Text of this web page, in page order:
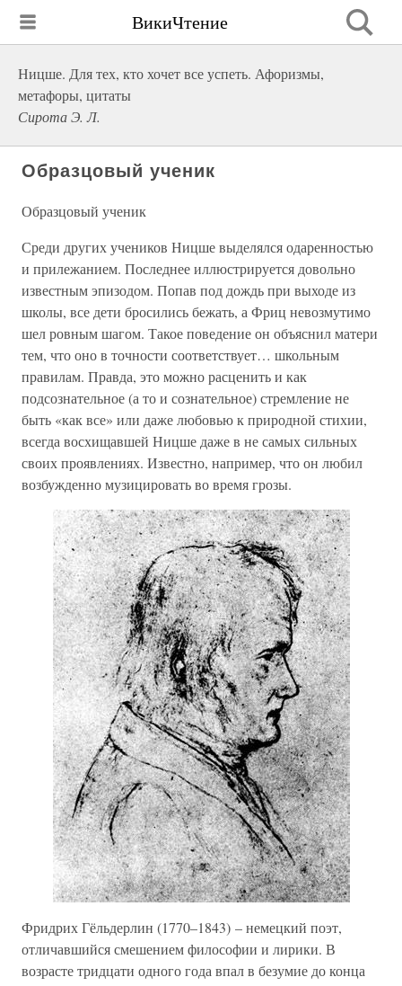
ВикиЧтение
Ницше. Для тех, кто хочет все успеть. Афоризмы,
метафоры, цитаты
Сирота Э. Л.
Образцовый ученик
Образцовый ученик
Среди других учеников Ницше выделялся одаренностью
и прилежанием. Последнее иллюстрируется довольно
известным эпизодом. Попав под дождь при выходе из
школы, все дети бросились бежать, а Фриц невозмутимо
шел ровным шагом. Такое поведение он объяснил матери
тем, что оно в точности соответствует… школьным
правилам. Правда, это можно расценить и как
подсознательное (а то и сознательное) стремление не
быть «как все» или даже любовью к природной стихии,
всегда восхищавшей Ницше даже в не самых сильных
своих проявлениях. Известно, например, что он любил
возбужденно музицировать во время грозы.
Фридрих Гёльдерлин (1770–1843) – немецкий поэт,
отличавшийся смешением философии и лирики. В
возрасте тридцати одного года впал в безумие до конца